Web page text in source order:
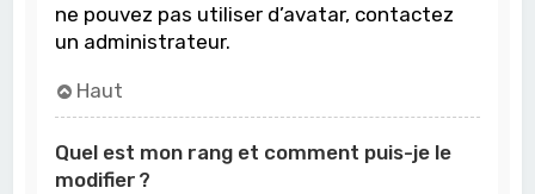
ne pouvez pas utiliser d’avatar, contactez
un administrateur.
Haut
Quel est mon rang et comment puis-je le
modifier ?